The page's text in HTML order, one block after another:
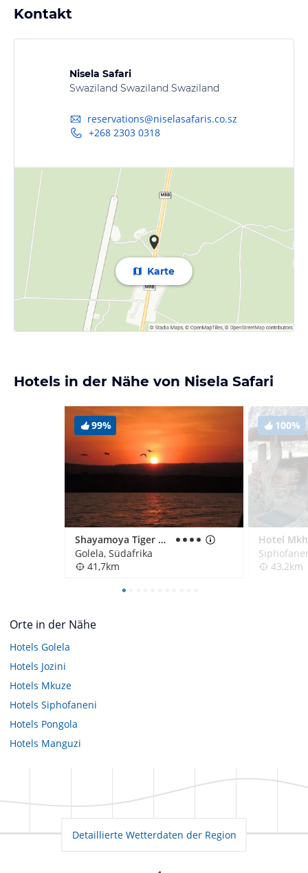
Kontakt
Nisela Safari
Swaziland Swaziland Swaziland
reservations@niselasafaris.co.sz
+268 2303 0318
Karte
Hotels in der Nähe von Nisela Safari
99%
Shayamoya Tiger Fishing & Game Lodge
Golela, Südafrika
41,7km
100%
43,2km
Orte in der Nähe
Hotels Golela
Hotels Jozini
Hotels Mkuze
Hotels Siphofaneni
Hotels Pongola
Hotels Manguzi
Detaillierte Wetterdaten der Region